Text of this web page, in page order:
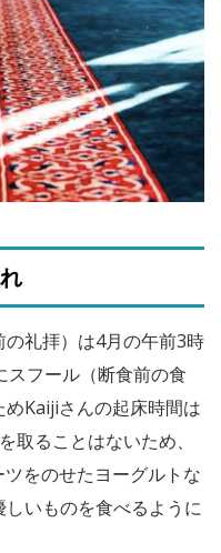
礼拝）は4月の午前3時
フール（断食前の食
Kaijiさんの起床時間は
取ることはないため、
をのせたヨーグルトな
いものを食べるように